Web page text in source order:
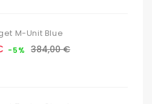
M-Unit Blue
-5% Prix
384,00 €